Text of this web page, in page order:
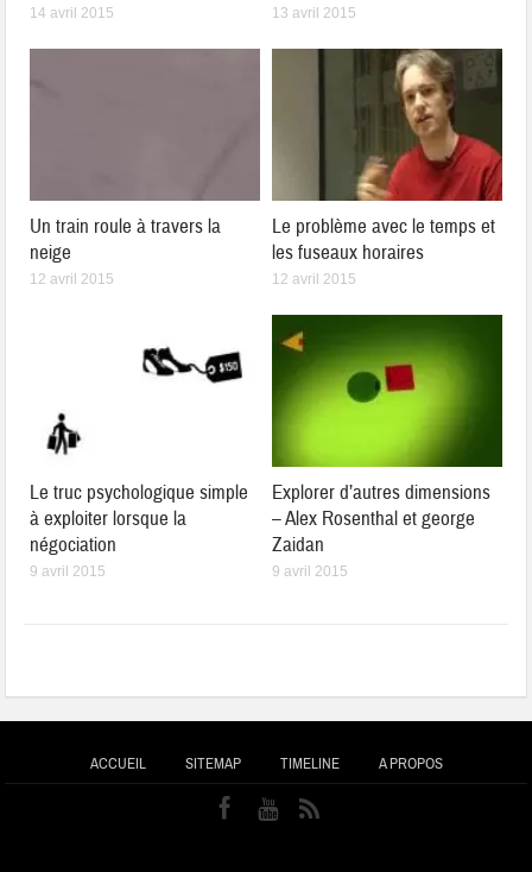
14 avril 2015 13 avril 2015
Un train roule à travers la
neige
12 avril 2015
Le problème avec le temps et
les fuseaux horaires
12 avril 2015
Le truc psychologique simple
à exploiter lorsque la
négociation
9 avril 2015
Explorer d’autres dimensions
– Alex Rosenthal et george
Zaidan
9 avril 2015
ACCUEIL SITEMAP TIMELINE A PROPOS